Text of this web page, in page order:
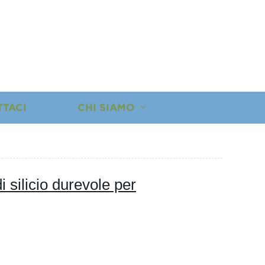
CHI SIAMO
silicio durevole per